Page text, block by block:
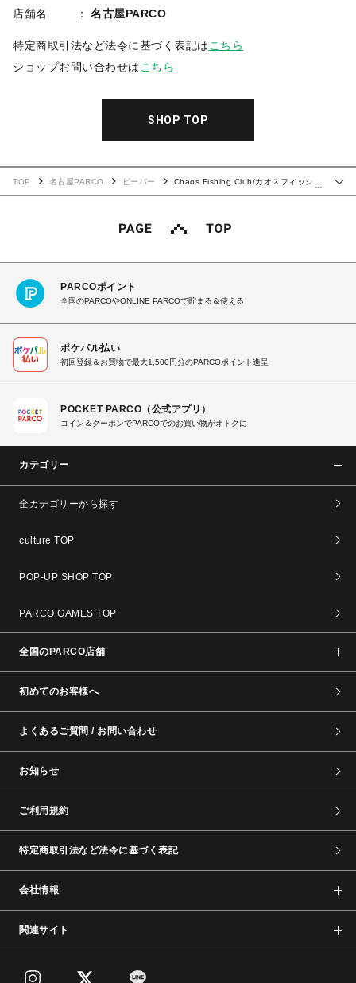
店舗名
名古屋PARCO
特定商取引法など法令に基づく表記はこちら
ショップお問い合わせはこちら
SHOP TOP
…
TOP 名古屋PARCO ビーバー
Chaos Fishing Club/カオスフィッシン
PARCOポイント
全国のPARCOやONLINE PARCOで貯まる＆使える
ポケパル払い
初回登録＆お買物で最大1,500円分のPARCOポイント進呈
POCKET PARCO（公式アプリ）
コイン＆クーポンでPARCOでのお買い物がオトクに
カテゴリー
全カテゴリーから探す
culture TOP
POP-UP SHOP TOP
PARCO GAMES TOP
全国のPARCO店舗
初めてのお客様へ
よくあるご質問 / お問い合わせ
お知らせ
ご利用規約
特定商取引法など法令に基づく表記
会社情報
関連サイト